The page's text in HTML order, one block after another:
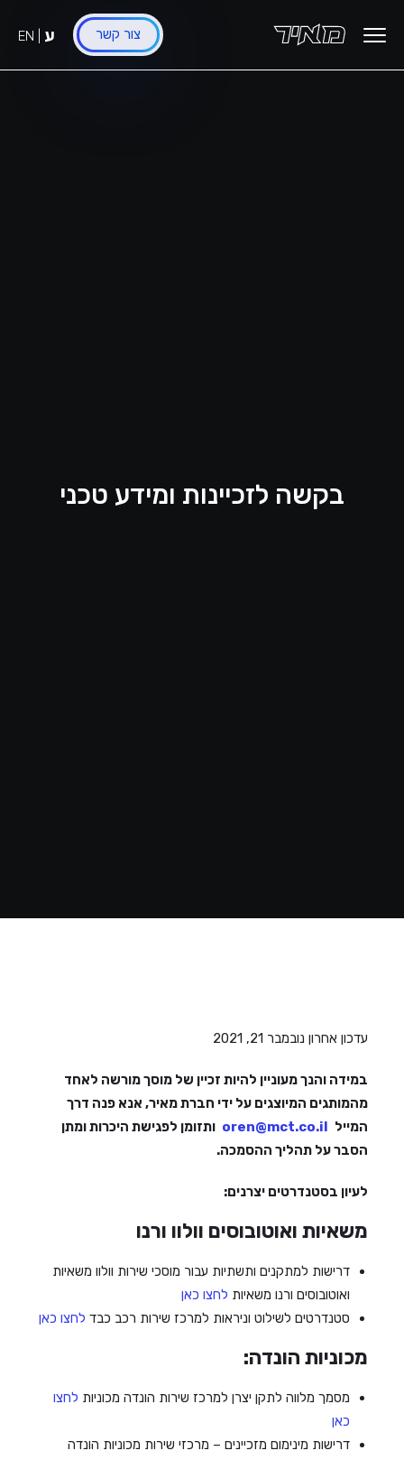
הראשי
צור קשר ע EN
בקשה לזכיינות ומידע טכני
עדכון אחרון נובמבר 21, 2021
במידה והנך מעוניין להיות זכיין של מוסך מורשה לאחד
מהמותגים המיוצגים על ידי חברת מאיר, אנא פנה דרך
המייל oren@mct.co.il ותזומן לפגישת היכרות ומתן
הסבר על תהליך ההסמכה.
לעיון בסטנדרטים יצרנים:
משאיות ואוטובוסים וולוו ורנו
דרישות למתקנים ותשתיות עבור מוסכי שירות וולוו משאיות
ואוטובוסים ורנו משאיות לחצו כאן
סטנדרטים לשילוט וניראות למרכז שירות רכב כבד לחצו כאן
מכוניות הונדה:
מסמך מלווה לתקן יצרן למרכז שירות הונדה מכוניות לחצו
כאן
דרישות מינימום מזכיינים – מרכזי שירות מכוניות הונדה